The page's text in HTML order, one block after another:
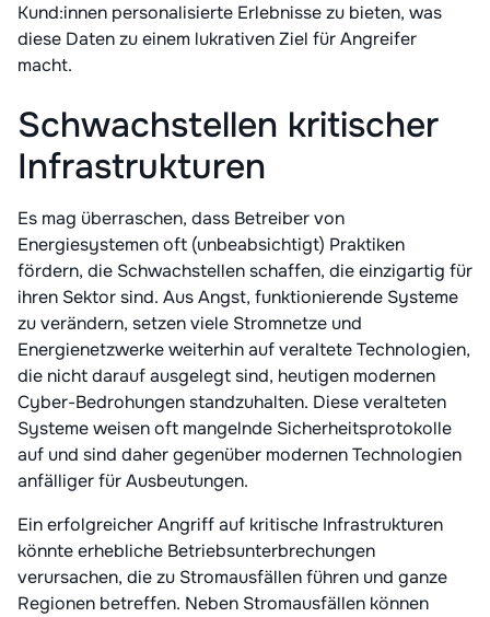
Kund:innen personalisierte Erlebnisse zu bieten, was
diese Daten zu einem lukrativen Ziel für Angreifer
macht.
Schwachstellen kritischer
Infrastrukturen
Es mag überraschen, dass Betreiber von
Energiesystemen oft (unbeabsichtigt) Praktiken
fördern, die Schwachstellen schaffen, die einzigartig für
ihren Sektor sind. Aus Angst, funktionierende Systeme
zu verändern, setzen viele Stromnetze und
Energienetzwerke weiterhin auf veraltete Technologien,
die nicht darauf ausgelegt sind, heutigen modernen
Cyber-Bedrohungen standzuhalten. Diese veralteten
Systeme weisen oft mangelnde Sicherheitsprotokolle
auf und sind daher gegenüber modernen Technologien
anfälliger für Ausbeutungen.
Ein erfolgreicher Angriff auf kritische Infrastrukturen
könnte erhebliche Betriebsunterbrechungen
verursachen, die zu Stromausfällen führen und ganze
Regionen betreffen. Neben Stromausfällen können